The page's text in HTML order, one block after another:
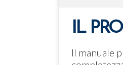
IL
Il manuale